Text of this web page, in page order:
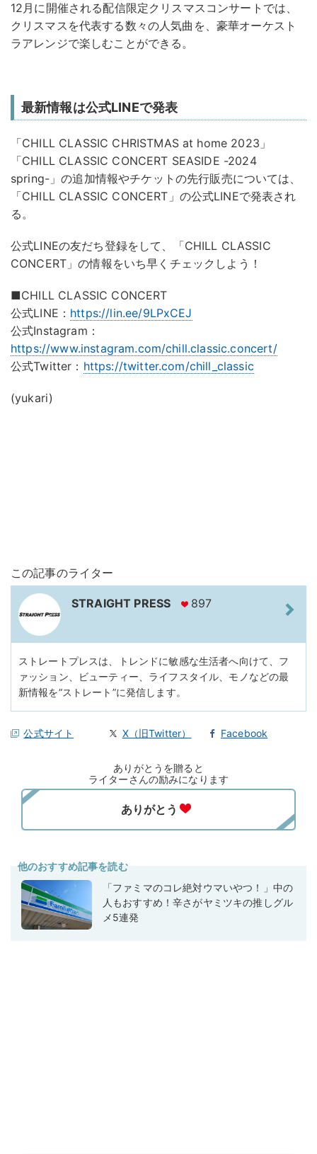
12月に開催される配信限定クリスマスコンサートでは、
クリスマスを代表する数々の人気曲を、豪華オーケスト
ラアレンジで楽しむことができる。
最新情報は公式LINEで発表
「CHILL CLASSIC CHRISTMAS at home 2023」
「CHILL CLASSIC CONCERT SEASIDE -2024
spring-」の追加情報やチケットの先行販売については、
「CHILL CLASSIC CONCERT」の公式LINEで発表され
る。
公式LINEの友だち登録をして、「CHILL CLASSIC
CONCERT」の情報をいち早くチェックしよう！
■CHILL CLASSIC CONCERT
公式LINE： https://lin.ee/9LPxCEJ
公式Instagram：
https://www.instagram.com/chill.classic.concert/
公式Twitter： https://twitter.com/chill_classic
(yukari)
この記事のライター
STRAIGHT PRESS 897
ストレートプレスは、トレンドに敏感な生活者へ向けて、フ
ァッション、ビューティー、ライフスタイル、モノなどの最
新情報を“ストレート”に発信します。
公式サイト X（旧Twitter） Facebook
ありがとうを贈ると
ライターさんの励みになります
他のおすすめ記事を読む
「ファミマのコレ絶対ウマいやつ！」中の
人もおすすめ！辛さがヤミツキの推しグル
メ5連発